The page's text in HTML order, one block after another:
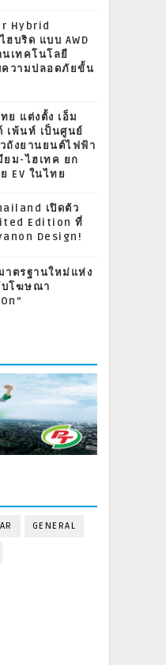
Hybrid
บริด แบบ AWD
เทคโนโลยี
ความปลอดภัยขั้น
ย แต่งตั้ง เอ็ม
เพ้นท์ เป็นศูนย์
ถังยานยนต์ไฟฟ้า
ยม-ไฮเทค ยก
EV ในไทย
เปิดตัว
Edition ที่
Design!
ตรฐานใหม่แห่ง
บโฆษณา
GENERAL